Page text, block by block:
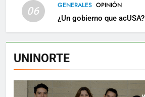
06 GENERALES OPINIÓN
¿Un gobierno que acUSA?
UNINORTE